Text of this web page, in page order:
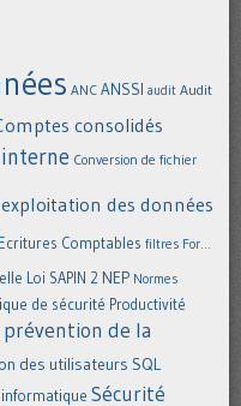
ANC ANSSI audit Audit
consolidés
Conversion de fichier
exploitation des données
Comptables filtres For...
Loi SAPIN 2 NEP Normes
de sécurité Productivité
prévention de la
des utilisateurs SQL
Sécurité